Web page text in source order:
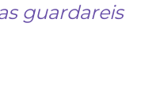
guardareis